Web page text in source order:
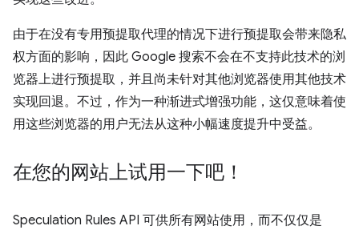
由于在没有专用预提取代理的情况下进行预提取会带来隐私
权方面的影响，因此 Google 搜索不会在不支持此技术的浏
览器上进行预提取，并且尚未针对其他浏览器使用其他技术
实现回退。不过，作为一种渐进式增强功能，这仅意味着使
用这些浏览器的用户无法从这种小幅速度提升中受益。
在您的网站上试用一下吧！
Speculation Rules API 可供所有网站使用，而不仅仅是